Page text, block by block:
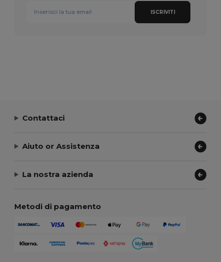
ISCRIVITI
Contattaci
Aiuto or Assistenza
La nostra azienda
Metodi di pagamento